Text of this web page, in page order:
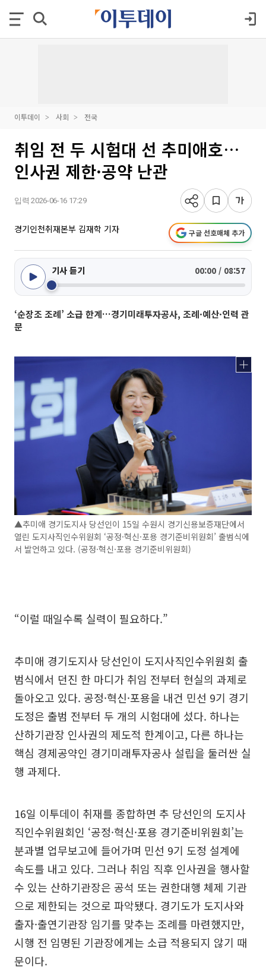
이투데이 사회 전국
취임 전 두 시험대 선 추미애호…
인사권 제한·공약 난관
입력 2026-06-16 17:29
경기인천취재본부 김재학 기자 구글 선호매체 추가
기사 듣기 00:00 / 08:57
‘순장조 조례’ 소급 한계…경기미래투자공사, 조례·예산·인력 관
문
▲추미애 경기도지사 당선인이 15일 수원시 경기신용보증재단에서
열린 도지사직인수위원회 ‘공정·혁신·포용 경기준비위원회’ 출범식에
서 발언하고 있다. (공정·혁신·포용 경기준비위원회)
“이럴 때일수록 실력이 필요하다.”
추미애 경기도지사 당선인이 도지사직인수위원회 출
범식에서 던진 한 마디가 취임 전부터 현실의 과제로
돌아오고 있다. 공정·혁신·포용을 내건 민선 9기 경기
도정은 출범 전부터 두 개의 시험대에 섰다. 하나는
산하기관장 인사권의 제도적 한계이고, 다른 하나는
핵심 경제공약인 경기미래투자공사 설립을 둘러싼 실
행 과제다.
16일 이투데이 취재를 종합하면 추 당선인의 도지사
직인수위원회인 ‘공정·혁신·포용 경기준비위원회’는
분과별 업무보고에 들어가며 민선 9기 도정 설계에
속도를 내고 있다. 그러나 취임 직후 인사권을 행사할
수 있는 산하기관장은 공석 또는 권한대행 체제 기관
으로 제한되는 것으로 파악됐다. 경기도가 도지사와
출자·출연기관장 임기를 맞추는 조례를 마련했지만,
시행 전 임명된 기관장에게는 소급 적용되지 않기 때
문이다.